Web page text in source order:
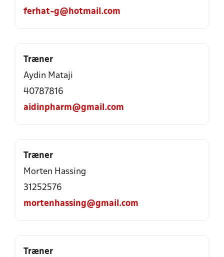
ferhat-g@hotmail.com
Træner
Aydin Mataji
40787816
aidinpharm@gmail.com
Træner
Morten Hassing
31252576
mortenhassing@gmail.com
Træner